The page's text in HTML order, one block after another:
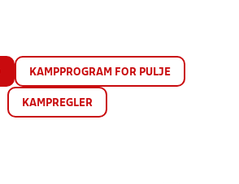
KAMPPROGRAM FOR PULJE
KAMPREGLER